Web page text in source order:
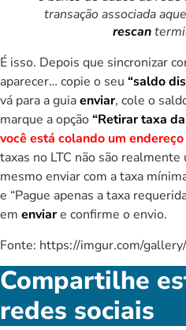
transação associada
rescan
É isso. Depois que sincronizar
aparecer… copie o seu “saldo
vá para a guiaenviar, cole o
marque a opção“Retirar taxa
você está colando um endereço
taxas no LTC não são
mesmo enviar com a taxa
e “Pague apenas a taxa
em enviare confirme o envio.
Fonte: https://imgur.com/
Compartilhe
redes sociais